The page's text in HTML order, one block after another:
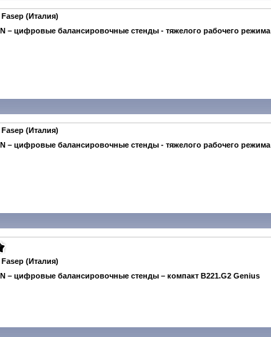
Fasep (Италия)
– цифровые балансировочные стенды - тяжелого рабочего режима
Fasep (Италия)
– цифровые балансировочные стенды - тяжелого рабочего режима
Fasep (Италия)
– цифровые балансировочные стенды – компакт B221.G2 Genius